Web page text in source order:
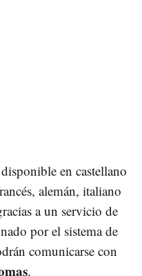
disponible en castellano
alemán, italiano
a un servicio de
por el sistema de
comunicarse con
.